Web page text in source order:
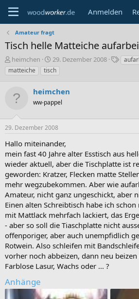
Anmelden
Amateur fragt
Tisch helle Matteiche
E
r
s
e
e
r
heimchen
E
r
s
e
l
t
a
29. Dezember 2008
S
o
matteiche
tisch
heimchen
ww-pappel
29. Dezember 2008
Hallo miteinander,
mein fast 40 Jahre alter Esstisch aus
wieder aktuell, aber die Tischplatte ist
geworden: Kratzer, Flecken matte
mehr wegzubekommen. Aber wie
Amateur, nicht ganz ungeschickt, aber
Einen alten Schreibtisch habe ich
mit Mattlack mehrfach lackiert, das
- aber so soll die Tiaschplatte nicht
offenporiger, aber auch unempfidlich
Rotwein. Also schleifen mit
vorher noch abbeizen, dann neu beizen
Farblose Lasur, Wachs oder ... ?
Anhänge